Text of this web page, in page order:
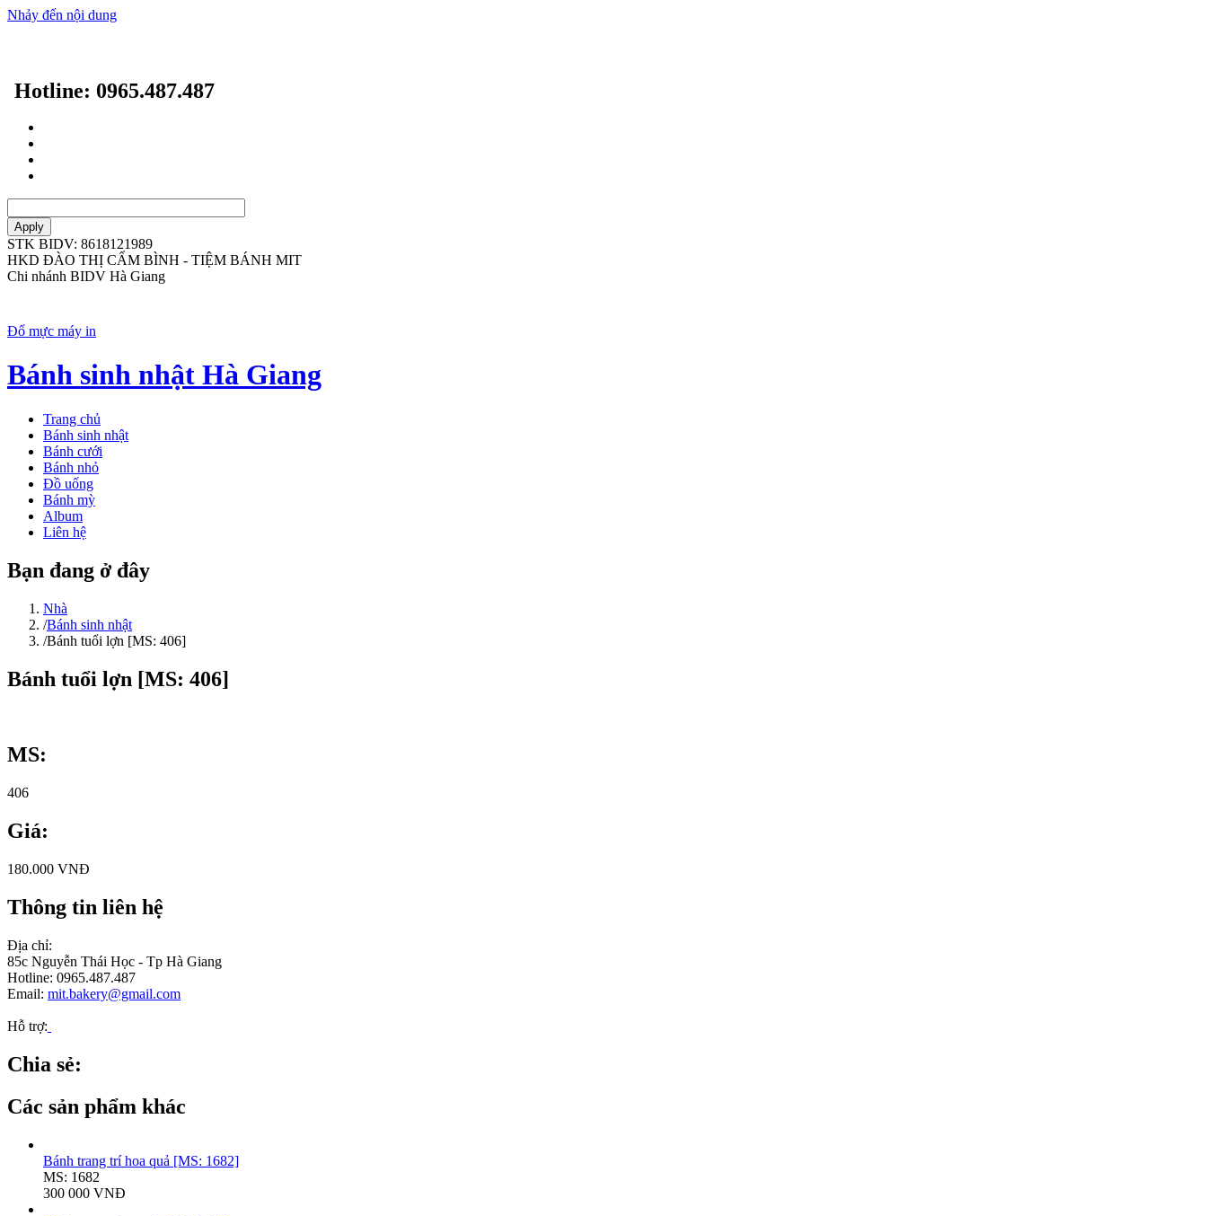
Nhảy đến nội dung
Hotline: 0965.487.487
STK BIDV: 8618121989
HKD ĐÀO THỊ CẨM BÌNH - TIỆM BÁNH MIT
Chi nhánh BIDV Hà Giang
Đổ mực máy in
Bánh sinh nhật Hà Giang
Trang chủ
Bánh sinh nhật
Bánh cưới
Bánh nhỏ
Đồ uống
Bánh mỳ
Album
Liên hệ
Bạn đang ở đây
Nhà
/Bánh sinh nhật
/Bánh tuổi lợn [MS: 406]
Bánh tuổi lợn [MS: 406]
MS:
406
Giá:
180.000 VNĐ
Thông tin liên hệ
Địa chỉ:
85c Nguyễn Thái Học - Tp Hà Giang
Hotline: 0965.487.487
Email: mit.bakery@gmail.com
Hỗ trợ:
Chia sẻ:
Các sản phẩm khác
Bánh trang trí hoa quả [MS: 1682]
MS: 1682
300 000 VNĐ